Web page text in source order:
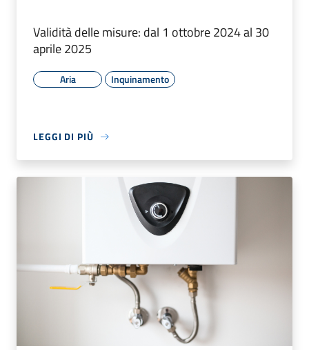
Validità delle misure: dal 1 ottobre 2024 al 30
aprile 2025
Aria Inquinamento
LEGGI DI PIÙ